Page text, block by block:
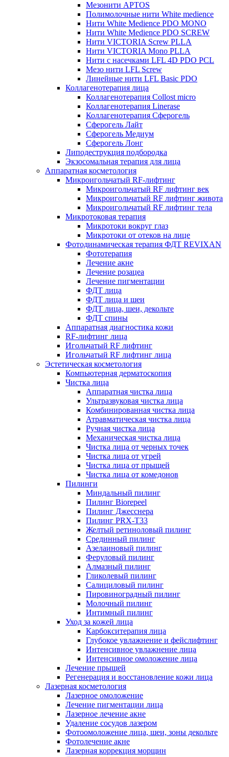
Мезонити APTOS
Полимолочные нити White medience
Нити White Medience PDO MONO
Нити White Medience PDO SCREW
Нити VICTORIA Screw PLLA
Нити VICTORIA Mono PLLA
Нити с насечками LFL 4D PDO PCL
Мезо нити LFL Screw
Линейные нити LFL Basic PDO
Коллагенотерапия лица
Коллагенотерапия Collost micro
Коллагенотерапия Linerase
Коллагенотерапия Сферогель
Сферогель Лайт
Сферогель Медиум
Сферогель Лонг
Липодеструкция подбородка
Экзосомальная терапия для лица
Аппаратная косметология
Микроигольчатый RF-лифтинг
Микроигольчатый RF лифтинг век
Микроигольчатый RF лифтинг живота
Микроигольчатый RF лифтинг тела
Микротоковая терапия
Микротоки вокруг глаз
Микротоки от отеков на лице
Фотодинамическая терапия ФДТ REVIXAN
Фототерапия
Лечение акне
Лечение розацеа
Лечение пигментации
ФДТ лица
ФДТ лица и шеи
ФДТ лица, шеи, декольте
ФДТ спины
Аппаратная диагностика кожи
RF-лифтинг лица
Игольчатый RF лифтинг
Игольчатый RF лифтинг лица
Эстетическая косметология
Компьютерная дерматоскопия
Чистка лица
Аппаратная чистка лица
Ультразвуковая чистка лица
Комбинированная чистка лица
Атравматическая чистка лица
Ручная чистка лица
Механическая чистка лица
Чистка лица от черных точек
Чистка лица от угрей
Чистка лица от прыщей
Чистка лица от комедонов
Пилинги
Миндальный пилинг
Пилинг Biorepeel
Пилинг Джесснера
Пилинг PRX-T33
Желтый ретиноловый пилинг
Срединный пилинг
Азелаиновый пилинг
Феруловый пилинг
Алмазный пилинг
Гликолевый пилинг
Салициловый пилинг
Пировиноградный пилинг
Молочный пилинг
Интимный пилинг
Уход за кожей лица
Карбокситерапия лица
Глубокое увлажнение и фейслифтинг
Интенсивное увлажнение лица
Интенсивное омоложение лица
Лечение прыщей
Регенерация и восстановление кожи лица
Лазерная косметология
Лазерное омоложение
Лечение пигментации лица
Лазерное лечение акне
Удаление сосудов лазером
Фотоомоложение лица, шеи, зоны декольте
Фотолечение акне
Лазерная коррекция морщин